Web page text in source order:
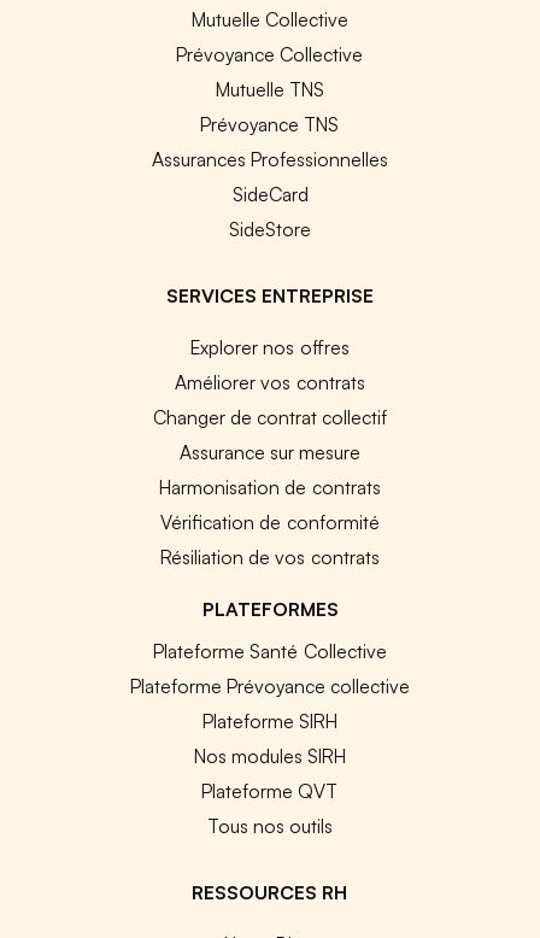
Mutuelle Collective
Prévoyance Collective
Mutuelle TNS
Prévoyance TNS
Assurances Professionnelles
SideCard
SideStore
SERVICES ENTREPRISE
Explorer nos offres
Améliorer vos contrats
Changer de contrat collectif
Assurance sur mesure
Harmonisation de contrats
Vérification de conformité
Résiliation de vos contrats
PLATEFORMES
Plateforme Santé Collective
Plateforme Prévoyance collective
Plateforme SIRH
Nos modules SIRH
Plateforme QVT
Tous nos outils
RESSOURCES RH